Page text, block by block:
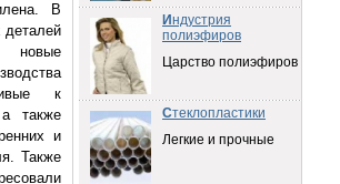
В
деталей
новые
к
также
и
Также
Индустрия
полиэфиров
Царство полиэфиров
Стеклопластики
Легкие и прочные